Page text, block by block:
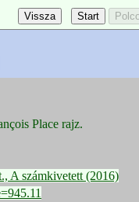
Place rajz.
A számkivetett (2016)